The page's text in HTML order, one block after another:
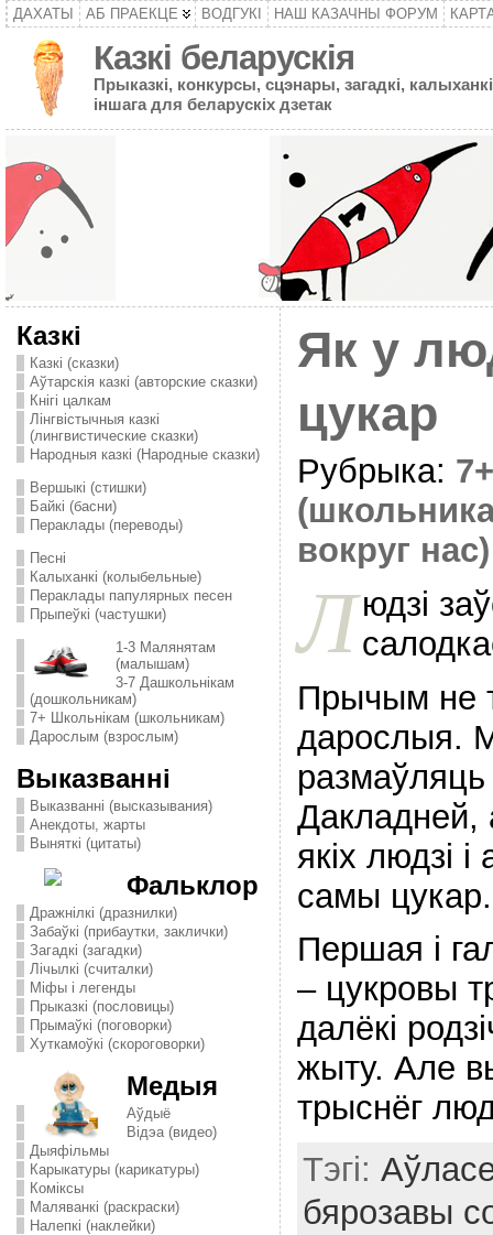
ДАХАТЫ АБ ПРАЕКЦЕ ВОДГУКІ НАШ КАЗАЧНЫ ФОРУМ
Казкі беларускія
Прыказкі, конкурсы, сцэнары, загадкі,
іншага для беларускіх дзетак
Казкі
Казкі (сказки)
Аўтарскія казкі (авторские сказки)
Кнігі цалкам
Лінгвістычныя казкі
(лингвистические сказки)
Народныя казкі (Народные сказки)
Вершыкі (стишки)
Байкі (басни)
Пераклады (переводы)
Песні
Калыханкі (колыбельные)
Пераклады папулярных песен
Прыпеўкі (частушки)
1-3 Малянятам
(малышам)
3-7 Дашкольнікам
(дошкольникам)
7+ Школьнікам (школьникам)
Дарослым (взрослым)
Выказванні
Выказванні (высказывания)
Анекдоты, жарты
Выняткі (цитаты)
Фальклор
Дражнілкі (дразнилки)
Забаўкі (прибаутки, заклички)
Загадкі (загадки)
Лічылкі (считалки)
Міфы і легенды
Прыказкі (пословицы)
Прымаўкі (поговорки)
Хуткамоўкі (скороговорки)
Медыя
Аўдыё
Відэа (видео)
Дыяфільмы
Карыкатуры (карикатуры)
Комiксы
Маляванкі (раскраски)
Налепкі (наклейки)
Як у
цукар
Рубрыка:
вокруг нас)
Л юдзі
Прычым не
дарослыя.
Дакладней,
якіх людзі
самы цукар.
Першая і
– цукровы
далёкі
жыту. Але
трыснёг
Тэгі:
бярозавы